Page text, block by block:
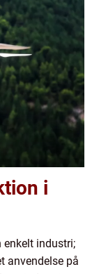
i
enkelt industri;
anvendelse på